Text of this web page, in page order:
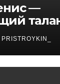
—
всем,
о его
PRISTROYKIN_